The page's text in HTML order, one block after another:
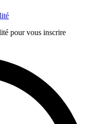
pour vous inscrire